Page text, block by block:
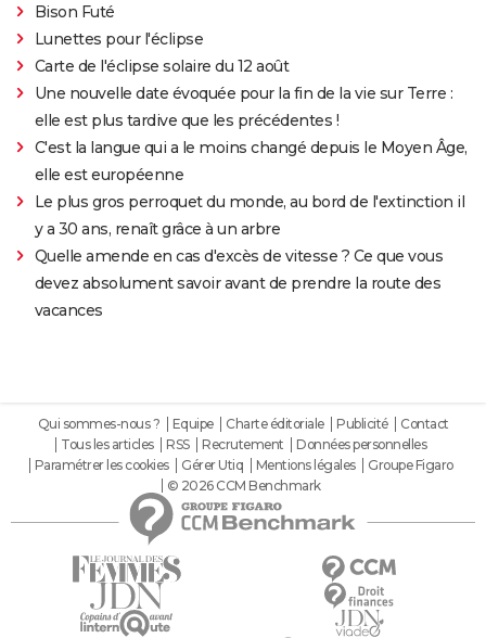
Bison Futé
Lunettes pour l'éclipse
Carte de l'éclipse solaire du 12 août
Une nouvelle date évoquée pour la fin de la vie sur Terre :
elle est plus tardive que les précédentes !
C'est la langue qui a le moins changé depuis le Moyen Âge,
elle est européenne
Le plus gros perroquet du monde, au bord de l'extinction il
y a 30 ans, renaît grâce à un arbre
Quelle amende en cas d'excès de vitesse ? Ce que vous
devez absolument savoir avant de prendre la route des
vacances
Qui sommes-nous ? Equipe Charte éditoriale Publicité
Contact
Tous les articles
RSS Recrutement
Données personnelles
Paramétrer les cookies
Gérer Utiq Mentions légales
Groupe Figaro
© 2026 CCM Benchmark